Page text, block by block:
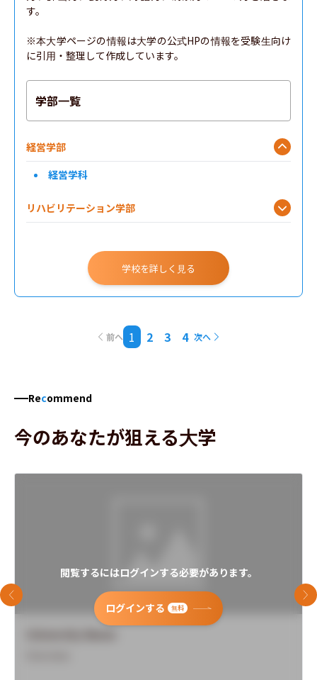
す。
※本大学ページの情報は大学の公式HPの情報を受験生向け
に引用・整理して作成しています。
学部一覧
経営学部
経営学科
リハビリテーション学部
学校を詳しく見る
前へ 1 2 3 4 次へ
Recommend
今のあなたが狙える大学
閲覧するにはログインする必要があります。
ログインする 無料
前のスライド 次